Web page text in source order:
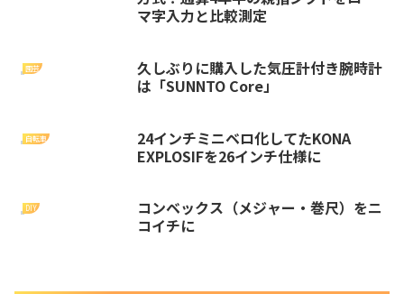
マ字入力と比較測定
園芸
久しぶりに購入した気圧計付き腕時計
は「SUNNTO Core」
自転車
24インチミニベロ化してたKONA
EXPLOSIFを26インチ仕様に
DIY
コンベックス（メジャー・巻尺）をニ
コイチに